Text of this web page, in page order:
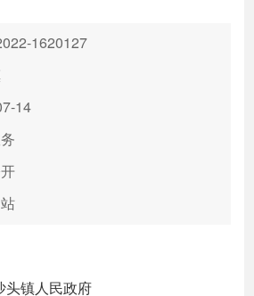
解读回应
1620127
14
头镇人民政府